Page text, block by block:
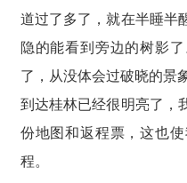
道过了多了，就在半睡半
隐的能看到旁边的树影
了，从没体会过破晓的景
到达桂林已经很明亮了，
份地图和返程票，这也
程。